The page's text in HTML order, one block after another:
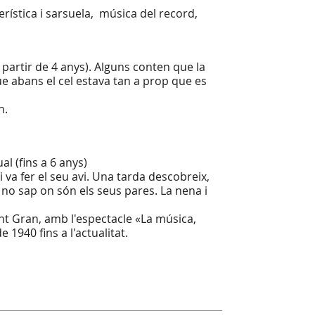
i sarsuela, música del record,
de 4 anys). Alguns conten que la
abans el cel estava tan a prop que es
(fins a 6 anys)
fer el seu avi. Una tarda descobreix,
sap on són els seus pares. La nena i
Gran, amb l'espectacle «La música,
1940 fins a l'actualitat.